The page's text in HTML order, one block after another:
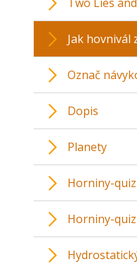
Jak hovnivál
Označ
Dopis
Planety
Horniny-
Horniny-